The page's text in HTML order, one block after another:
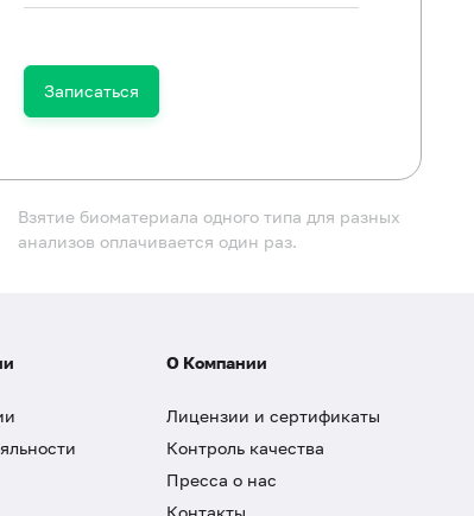
Записаться
Взятие биоматериала одного типа для разных
анализов оплачивается один раз.
О Компании
Лицензии и сертификаты
Контроль качества
Пресса о нас
Контакты